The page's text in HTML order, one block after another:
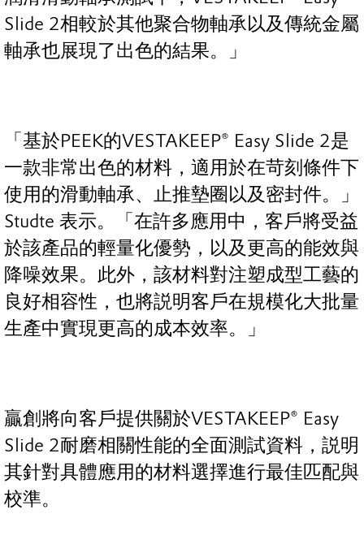
Slide 2相較於其他聚合物軸承以及傳統金屬
軸承也展現了出色的結果。」
「基於PEEK的VESTAKEEP® Easy Slide 2是
一款非常出色的材料，適用於在苛刻條件下
使用的滑動軸承、止推墊圈以及密封件。」
Studte 表示。「在許多應用中，客戶將受益
於該產品的輕量化優勢，以及更高的能效與
降噪效果。此外，該材料對注塑成型工藝的
良好相容性，也將説明客戶在規模化大批量
生產中實現更高的成本效率。」
贏創將向客戶提供關於VESTAKEEP® Easy
Slide 2耐磨相關性能的全面測試資料，説明
其針對具體應用的材料選擇進行最佳匹配與
校準。